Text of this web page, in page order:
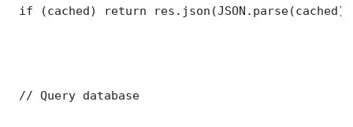
if (cached) return
// Query database